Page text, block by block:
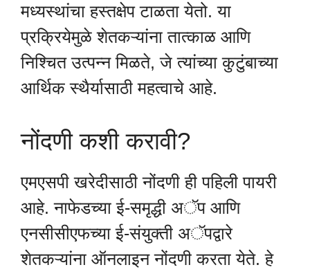
मध्यस्थांचा हस्तक्षेप टाळता येतो. या
प्रक्रियेमुळे शेतकऱ्यांना तात्काळ आणि
निश्चित उत्पन्न मिळते, जे त्यांच्या कुटुंबाच्या
आर्थिक स्थैर्यासाठी महत्वाचे आहे.
नोंदणी कशी करावी?
एमएसपी खरेदीसाठी नोंदणी ही पहिली पायरी
आहे. नाफेडच्या ई-समृद्धी अॅप आणि
एनसीसीएफच्या ई-संयुक्ती अॅपद्वारे
शेतकऱ्यांना ऑनलाइन नोंदणी करता येते. हे